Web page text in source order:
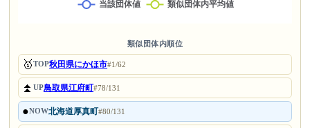
類似団体内順位
🥇TOP秋田県にかほ市#1/62
⏫UP鳥取県江府町#78/131
●NOW北海道厚真町#80/131